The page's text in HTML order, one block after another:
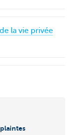
la vie privée